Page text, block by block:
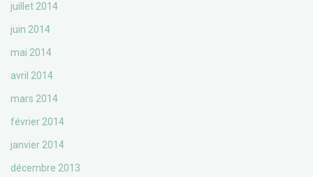
juillet 2014
juin 2014
mai 2014
avril 2014
mars 2014
février 2014
janvier 2014
décembre 2013